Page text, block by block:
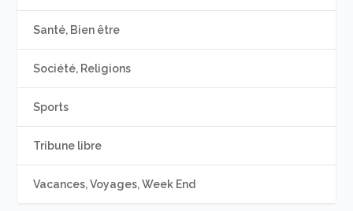
Santé, Bien être
Société, Religions
Sports
Tribune libre
Vacances, Voyages, Week End